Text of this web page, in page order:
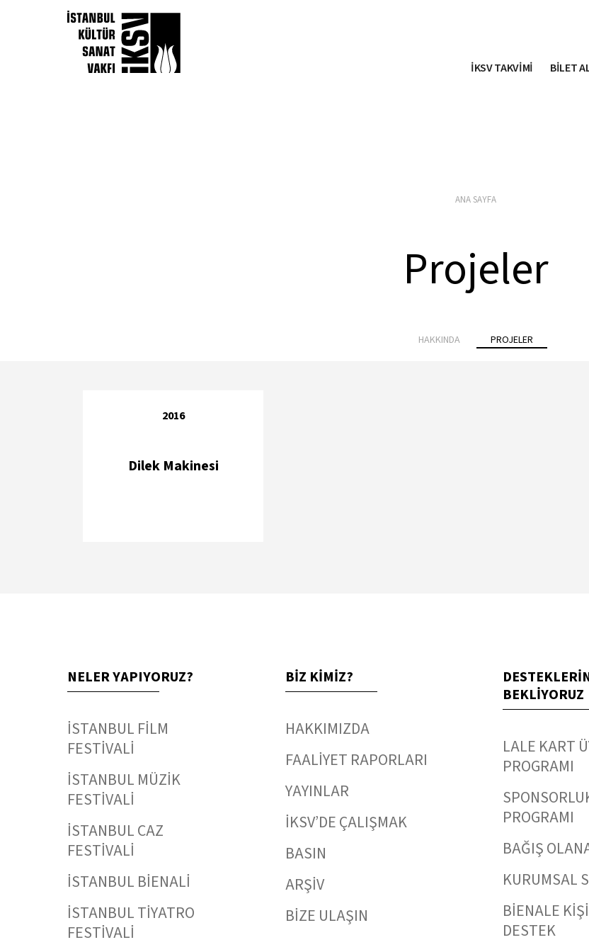
İKSV TAKVİMİ BİLET
ANA SAYFA
Projeler
HAKKINDA PROJELER
2016
Dilek Makinesi
NELER YAPIYORUZ?
İSTANBUL FİLM
FESTİVALİ
İSTANBUL MÜZİK
FESTİVALİ
İSTANBUL CAZ
FESTİVALİ
İSTANBUL BİENALİ
İSTANBUL TİYATRO
FESTİVALİ
BİZ KİMİZ?
HAKKIMIZDA
FAALİYET RAPORLARI
YAYINLAR
İKSV’DE ÇALIŞMAK
BASIN
ARŞİV
BİZE ULAŞIN
BEKLİYORUZ
LALE KART
PROGRAMI
PROGRAMI
BAĞIŞ
KURUMSAL
BİENALE
DESTEK